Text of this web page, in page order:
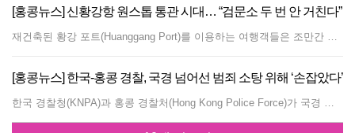
[홍콩뉴스] 신황강항 원스톱 통관 시대… “검문소 두 번 안 거친다”
재건축된 황강 포트(Huanggang Port)를 이용하는 여행객들은 조만간 야외로 나가지 않고도 철도 연결편에서 출입국 심사장으로 이동할 수 있게 된다. 대부분의 경우 줄을 두 번 설 필요도 없어진다. 장기간 기다려온 24시간 간이 통관 검문소가 목요일, 홍콩과 선전 양측이 출입국 관리 시설의 공동 배치(Co-location)를 위한 협정에 서명하면서 개장에 한 걸음 더 가까워졌다. 크리스 탕 핑컹 보안국 장관과 선전시의 로황하오 부시장은 정부 총공서에서 협력 협정에 서명했다. 별도의 협정에 따라 홍콩 정부는 상징적인 연간 임대료 1,000위안(약 20만 원)에 2047년 6월 30일까지 홍콩 포트 구역(Hong Kong Port Area)을 사용할 수 있는 권리를 부여받는다. 홍콩 포트 구역은 금요일 자정부터 특별행정구 관할권에 포함되지만, 이것이 검문소가 즉시 여객에게 개방됨을 의미하지는 않는다. 홍콩과 광둥성 당국은 시스템 테스트, 운영 시뮬레이션, 긴급 대응 훈련을 완료하고 시설과 통관 절차가 안전하고 원활하게 운영될 수 있음을 확인한 후 공식 개장일을 결정할 예정이다. 정식 가동되면 재건축된 황강 포트는 홍콩과 선전을 잇는 가장 중요한 24시간 여객 육상 검문소로 자리매김하게 된다. 초기 설계 용량은 하루 20만 명의 여객 통행이며, 향후 MTR 북부링크 스퍼라인(Northern Link Spur Line)이 개통되면 약 30만 명으로 늘어날 전망이다. 이 철도는 선전의 다층 검문소 건물과 직접 연결되어 국경 간 교통 네트워크에 포트를 더욱 밀접하게 통합하게 된다. 자동화 통로는 세 세트의 게이트로 구성된다. 첫 번째 게이트는 여행 서류를 읽고 통로 이용 자격을 확인하며, 두 번째 게이트는 지문 및 얼굴 이미지와 같은 생체 정보를 수집하고, 세 번째 게이트에서 최종 통관 절차를 완료한다. 이러한 개편을 통해 기존 록마차우-황강(Lok Ma Chau-Huanggang) 검문소에서 약 30분 소요되던 전체 통관 시간이 약 5분으로 단축될 것으로 기대된다. 스마트 검사 장비와 정보 공유 메커니즘도 세관 및 보건 방역 절차에 적용되어, 당국은 반복적인 검사를 줄이는 동시에 국경 안보를 유지한다는 방침이다.
[홍콩뉴스] 한국-홍콩 경찰, 국경 넘어선 범죄 소탕 위해 ‘손잡았다’
한국 경찰청(KNPA)과 홍콩 경찰처(Hong Kong Police Force)가 국경 간 범죄 대응과 전문 훈련 분야에서 전략적 협력을 강화하기 위해 업무협약(MOU)을 체결했다. 이번 협약은 주얏밍 홍콩 경찰처장이 이끄는 대표단이 7월 28일부터 29일까지 서울을 방문한 기간에 체결되었다. 홍콩 대표단은 7월 28일 경찰인재개발원과 경찰대학을 방문해 최신 경찰 교육, 리더십 개발, 전문 교육 현황을 둘러보고 인재 양성과 현대적 치안 관리 경험을 공유했다. 이어 7월 29일에는 유재성 경찰청장 직무대행과 만나 공동 치안 현안을 논의하고, 초국가적 범죄에 대응하기 위한 공조 방안을 담은 MOU에 정식 서명했다. 이번 협력 체계는 마약 밀매, 인신매매, 사이버 범죄, 자금 세탁 등 초국가적 범죄를 겨냥한 공동 작전을 포함하며, 정보 교류와 역량 강화, 전문 훈련을 촉진할 예정이다. 홍콩 경찰처는 이번 협약이 신종 범죄 추세에 대응하려는 양측의 의지를 보여주는 것이며, 치안 강화와 범죄 소탕 능력을 제고할 것으로 기대한다고 밝혔다. 또한 이번 파트너십을 통한 공동 네트워크 활용으로 아시아·태평양 지역 전반의 치안 협력 플랫폼을 확장해 나갈 계획이다. 대표단은 한국의 치안 발전 상황을 파악하기 위해 서울경찰청과 사이버범죄수사대를 방문해 기술 범죄 및 신종 사이버 위협 대응 전략을 살펴보았다. 양측은 혁신 기술을 활용해 치안 효율성을 높이는 방안에 대해서도 경험을 공유했다.